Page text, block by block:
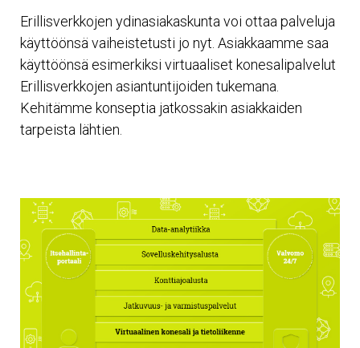
Erillisverkkojen ydinasiakaskunta voi ottaa palveluja
käyttöönsä vaiheistetusti jo nyt. Asiakkaamme saa
käyttöönsä esimerkiksi virtuaaliset konesalipalvelut
Erillisverkkojen asiantuntijoiden tukemana.
Kehitämme konseptia jatkossakin asiakkaiden
tarpeista lähtien.